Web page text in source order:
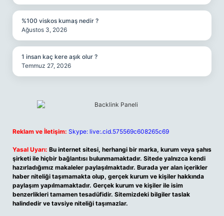
%100 viskos kumaş nedir ?
Ağustos 3, 2026
1 insan kaç kere aşık olur ?
Temmuz 27, 2026
Reklam ve İletişim: Skype: live:.cid.575569c608265c69
Yasal Uyarı: Bu internet sitesi, herhangi bir marka, kurum veya şahıs
şirketi ile hiçbir bağlantısı bulunmamaktadır. Sitede yalnızca kendi
hazırladığımız makaleler paylaşılmaktadır. Burada yer alan içerikler
haber niteliği taşımamakta olup, gerçek kurum ve kişiler hakkında
paylaşım yapılmamaktadır. Gerçek kurum ve kişiler ile isim
benzerlikleri tamamen tesadüfidir. Sitemizdeki bilgiler taslak
halindedir ve tavsiye niteliği taşımazlar.